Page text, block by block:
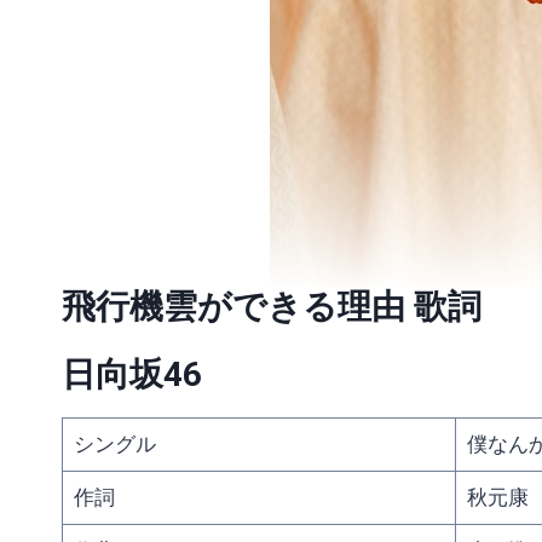
飛行機雲ができる理由 歌詞
日向坂46
シングル 僕なん
作詞 秋元康